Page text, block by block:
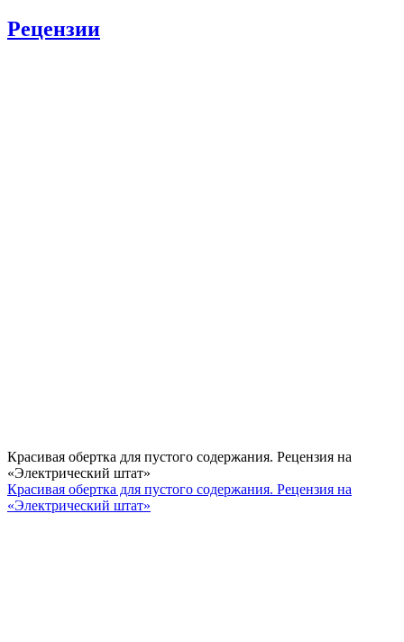
Рецензии
Красивая обертка для пустого содержания. Рецензия на
«Электрический штат»
Красивая обертка для пустого содержания. Рецензия на
«Электрический штат»